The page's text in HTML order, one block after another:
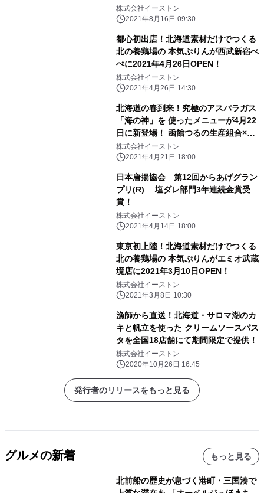
株式会社イーストン
2021年8月16日 09:30
都心初出店！北海道素材だけでつくる
北の養鶏場の 本気ぷりんが西武新宿ぺ
ぺに2021年4月26日OPEN！
株式会社イーストン
2021年4月26日 14:30
北海道の春到来！究極のアスパラガス
「海の神」を 使ったメニューが4月22
日に新登場！ 函館つるの生産組合×い
ただきコッコちゃんのコラボメニュー
株式会社イーストン
2021年4月21日 18:00
日本唐揚協会 第12回からあげグラン
プリ(R) 塩ダレ部門3年連続金賞受
賞！
株式会社イーストン
2021年4月14日 18:00
東京初上陸！北海道素材だけでつくる
北の養鶏場の 本気ぷりんがエミオ武蔵
境店に2021年3月10日OPEN！
株式会社イーストン
2021年3月8日 10:30
漁師から直送！北海道・サロマ湖のカ
キと帆立を使った クリームソースパス
タを全国18店舗にて期間限定で提供！
株式会社イーストン
2020年10月26日 16:45
発行者のリリースをもっと見る
グルメの新着 もっと見る
北前船の歴史が息づく港町・三国湊で